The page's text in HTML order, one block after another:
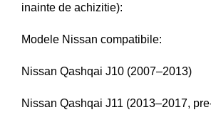
inainte de achizitie):
Modele Nissan compatibile:
Nissan Qashqai J10 (2007–2013)
Nissan Qashqai J11 (2013–2017,